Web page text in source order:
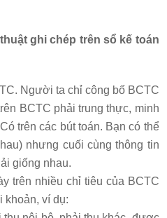
ghi chép trên sổ kế toán
Người ta chỉ công bố BCTC
BCTC phải trung thực, minh
trên các bút toán. Bạn có thể
nhưng cuối cùng thông tin
giống nhau.
trên nhiều chỉ tiêu của BCTC
khoản, ví dụ: